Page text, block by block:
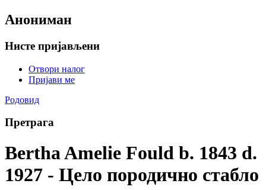
Анониман
Нисте пријављени
Отвори налог
Пријави ме
Родовид
Претрага
Bertha Amelie Fould b. 1843 d.
1927 - Цело породично стабло